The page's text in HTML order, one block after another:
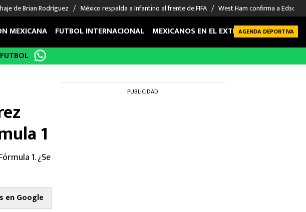
de Brian Rodríguez México respalda a Infantino al frente de FIFA West Ham confirma a Edson
DEPORTES
Béisbol
NFL
NBA
Más deportes
MEXICANA FUTBOL INTERNACIONAL MEXICANOS EN EL EXTRANJERO FUTBOL
AGENDA DEPORTIVA
1
1. ¿Se
en Google
PUBLICIDAD